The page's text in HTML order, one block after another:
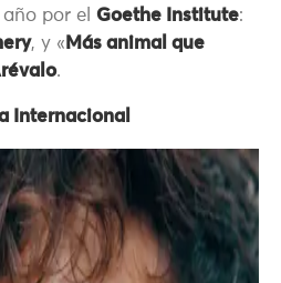
por el Goethe Institute:
, y « Más animal que
.
Internacional